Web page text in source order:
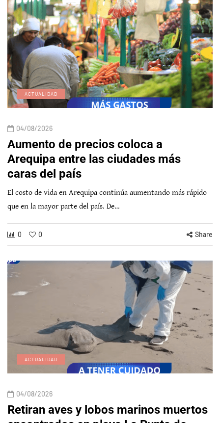
ACTUALIDAD
04/08/2026
Aumento de precios coloca a
Arequipa entre las ciudades más
caras del país
El costo de vida en Arequipa continúa aumentando más rápido
que en la mayor parte del país. De…
0 0 Share
ACTUALIDAD
04/08/2026
Retiran aves y lobos marinos muertos